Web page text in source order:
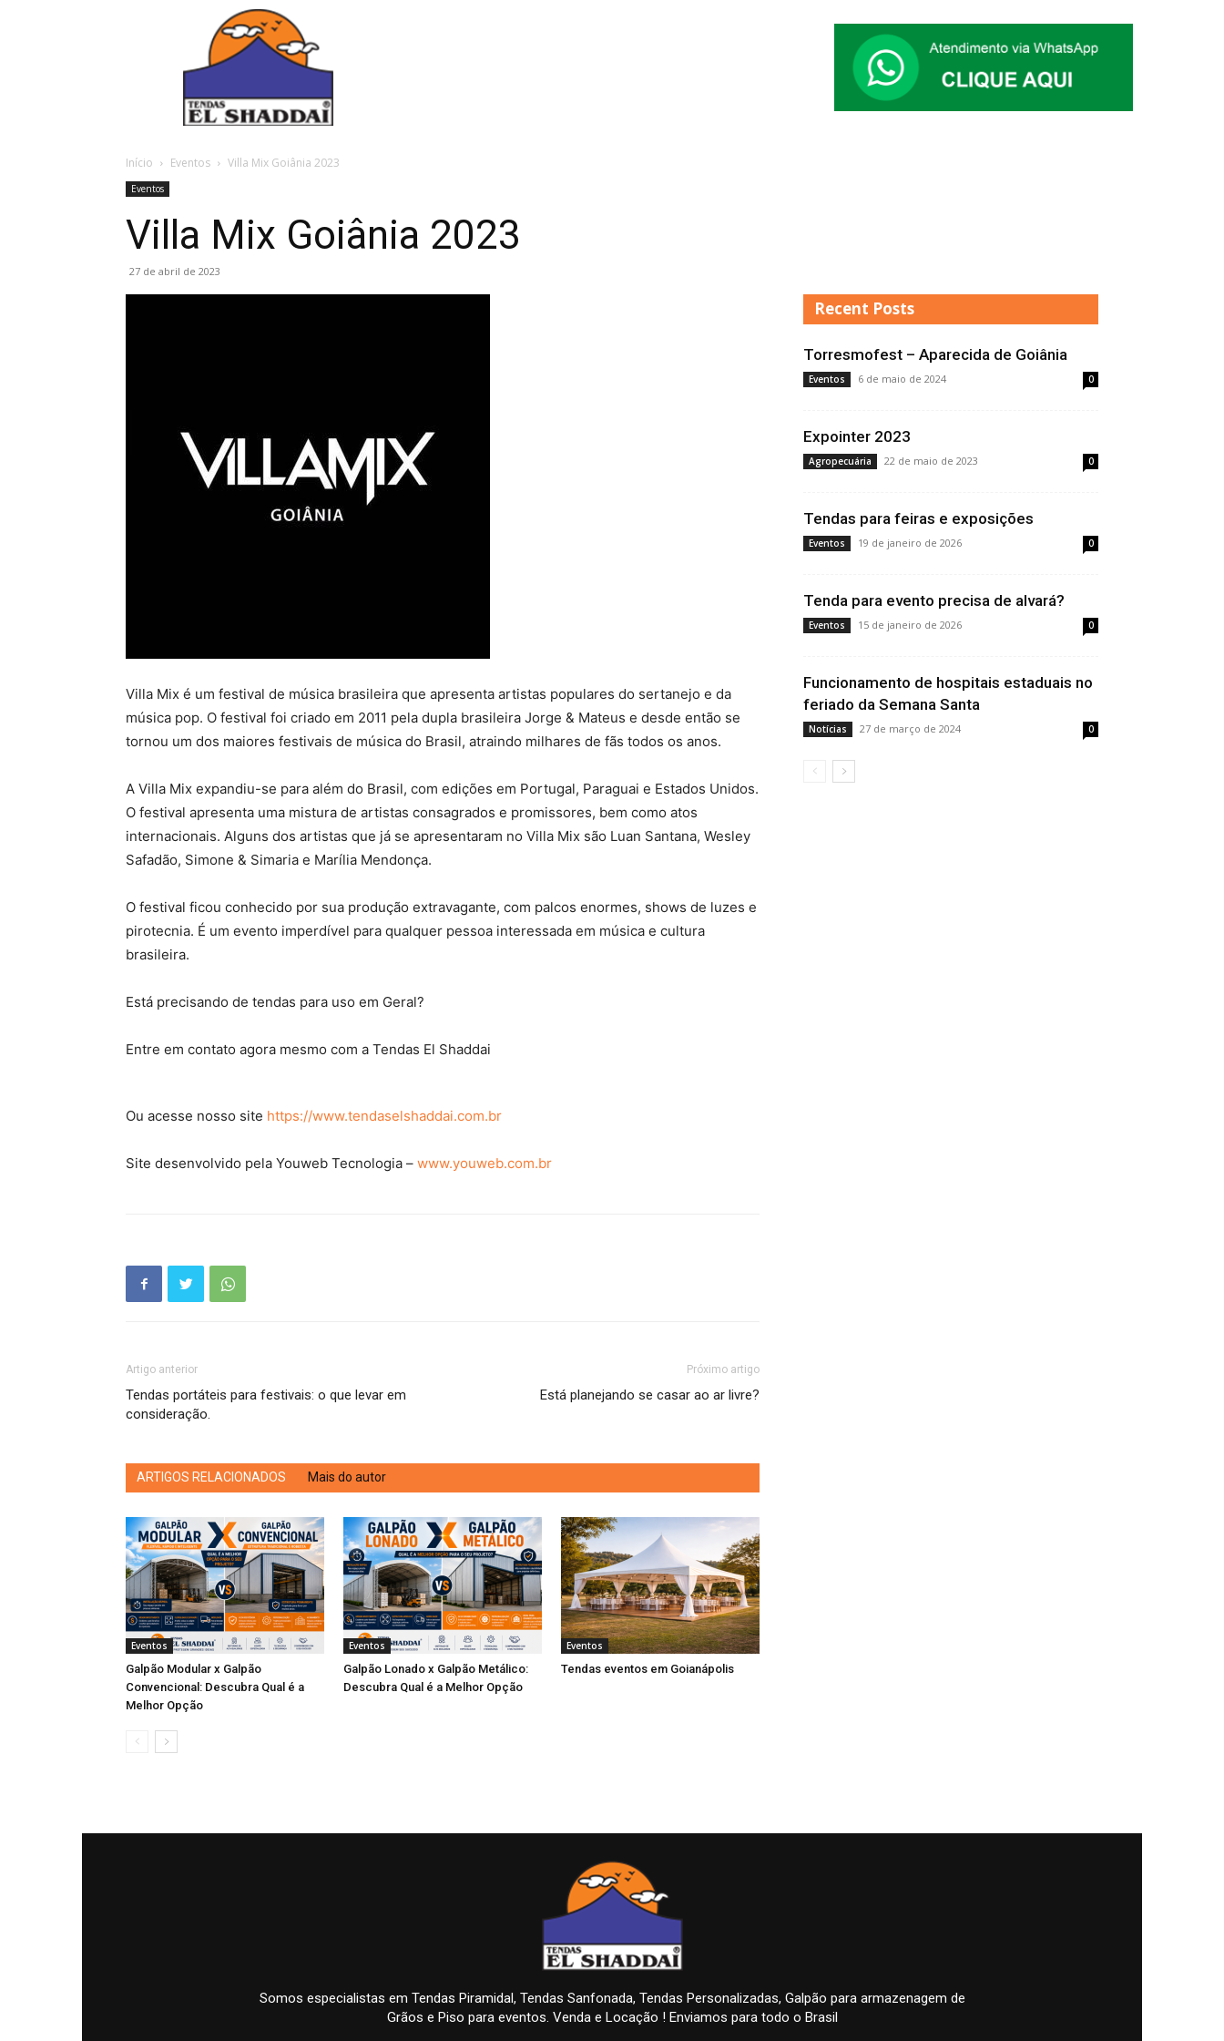
Início Eventos Villa Mix Goiânia 2023
Eventos
Villa Mix Goiânia 2023
27 de abril de 2023
Villa Mix é um festival de música brasileira que apresenta artistas populares do sertanejo e da
música pop. O festival foi criado em 2011 pela dupla brasileira Jorge & Mateus e desde então se
tornou um dos maiores festivais de música do Brasil, atraindo milhares de fãs todos os anos.
A Villa Mix expandiu-se para além do Brasil, com edições em Portugal, Paraguai e Estados Unidos.
O festival apresenta uma mistura de artistas consagrados e promissores, bem como atos
internacionais. Alguns dos artistas que já se apresentaram no Villa Mix são Luan Santana, Wesley
Safadão, Simone & Simaria e Marília Mendonça.
O festival ficou conhecido por sua produção extravagante, com palcos enormes, shows de luzes e
pirotecnia. É um evento imperdível para qualquer pessoa interessada em música e cultura
brasileira.
Está precisando de tendas para uso em Geral?
Entre em contato agora mesmo com a Tendas El Shaddai
Ou acesse nosso site https://www.tendaselshaddai.com.br
Site desenvolvido pela Youweb Tecnologia – www.youweb.com.br
Artigo anterior
Tendas portáteis para festivais: o que levar em
consideração.
Próximo artigo
Está planejando se casar ao ar livre?
ARTIGOS RELACIONADOS Mais do autor
Eventos
Galpão Modular x Galpão
Convencional: Descubra Qual é a
Melhor Opção
Eventos
Galpão Lonado x Galpão Metálico:
Descubra Qual é a Melhor Opção
Eventos
Tendas eventos em Goianápolis
Recent Posts
Torresmofest – Aparecida de Goiânia
Eventos 6 de maio de 2024 0
Expointer 2023
Agropecuária 22 de maio de 2023 0
Tendas para feiras e exposições
Eventos 19 de janeiro de 2026 0
Tenda para evento precisa de alvará?
Eventos 15 de janeiro de 2026 0
Funcionamento de hospitais estaduais no
feriado da Semana Santa
Notícias 27 de março de 2024 0
Somos especialistas em Tendas Piramidal, Tendas Sanfonada, Tendas Personalizadas, Galpão para armazenagem de
Grãos e Piso para eventos. Venda e Locação ! Enviamos para todo o Brasil